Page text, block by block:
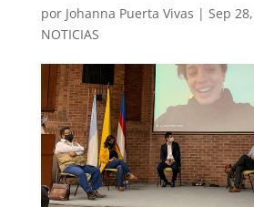
por Johanna Puerta Vivas | Sep
NOTICIAS